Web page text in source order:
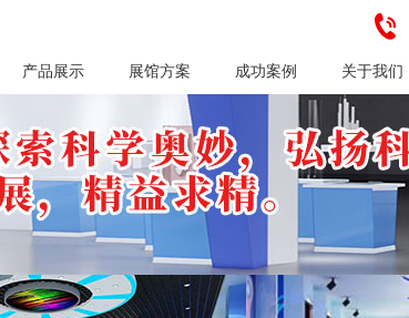
产品展示 展馆方案 成功案例 关于我们